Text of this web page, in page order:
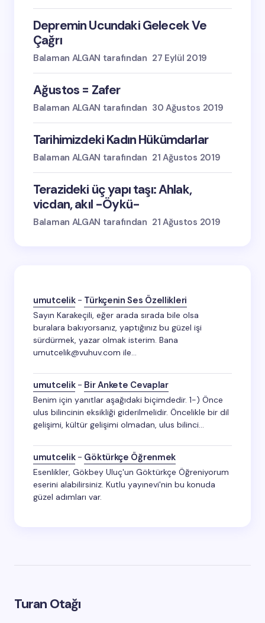
Depremin Ucundaki Gelecek Ve
Çağrı
Balaman ALGAN tarafından 27 Eylül 2019
Ağustos = Zafer
Balaman ALGAN tarafından 30 Ağustos 2019
Tarihimizdeki Kadın Hükümdarlar
Balaman ALGAN tarafından 21 Ağustos 2019
Terazideki üç yapı taşı: Ahlak,
vicdan, akıl -Öykü-
Balaman ALGAN tarafından 21 Ağustos 2019
umutcelik- Türkçenin Ses Özellikleri
Sayın Karakeçili, eğer arada sırada bile olsa
buralara bakıyorsanız, yaptığınız bu güzel işi
sürdürmek, yazar olmak isterim. Bana
umutcelik@vuhuv.com ile…
umutcelik- Bir Ankete Cevaplar
Benim için yanıtlar aşağıdaki biçimdedir. 1-) Önce
ulus bilincinin eksikliği giderilmelidir. Öncelikle bir dil
gelişimi, kültür gelişimi olmadan, ulus bilinci…
umutcelik- Göktürkçe Öğrenmek
Esenlikler, Gökbey Uluç'un Göktürkçe Öğreniyorum
eserini alabilirsiniz. Kutlu yayınevi'nin bu konuda
güzel adımları var.
Turan Otağı